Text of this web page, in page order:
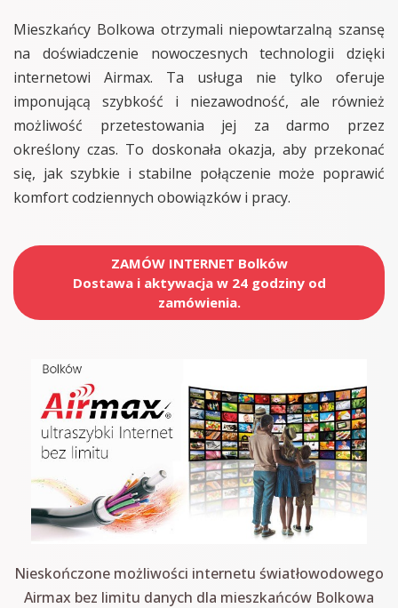
Mieszkańcy Bolkowa otrzymali niepowtarzalną szansę
na doświadczenie nowoczesnych technologii dzięki
internetowi Airmax. Ta usługa nie tylko oferuje
imponującą szybkość i niezawodność, ale również
możliwość przetestowania jej za darmo przez
określony czas. To doskonała okazja, aby przekonać
się, jak szybkie i stabilne połączenie może poprawić
komfort codziennych obowiązków i pracy.
ZAMÓW INTERNET Bolków
Dostawa i aktywacja w 24 godziny od
zamówienia.
Nieskończone możliwości internetu światłowodowego
Airmax bez limitu danych dla mieszkańców Bolkowa